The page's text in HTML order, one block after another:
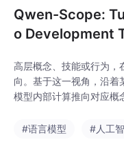
Qwen-Scope:
o Development
高层概念、技能或行为，
向。基于这一视角，沿着
模型内部计算推向对应概
疏、更易解释的特征，
#语言模型 #人工